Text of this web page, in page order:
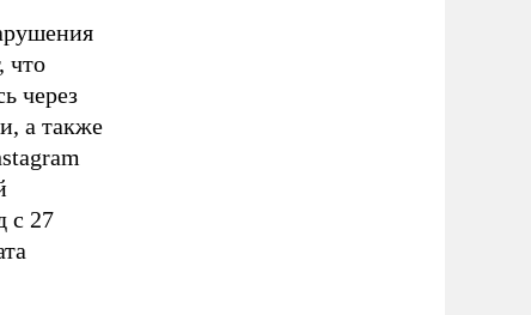
что
через
а также
с 27